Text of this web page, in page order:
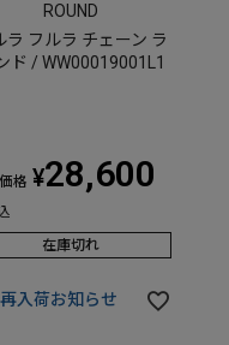
ROUND
ラ フルラ チェーン ラ
ド / WW00019001L1
格 ¥28,600
在庫切れ
再入荷お知らせ